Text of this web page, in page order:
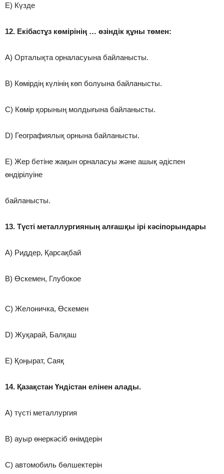
E) Күзде
12. Екібастұз көмірінің … өзіндік құны төмен:
A) Орталықта орналасуына байланысты.
B) Көмірдің күлінің көп болуына байланысты.
C) Көмір қорының молдығына байланысты.
D) Географиялық орнына байланысты.
E) Жер бетіне жақын орналасуы және ашық әдіспен
өндірілуіне
байланысты.
13. Түсті металлургияның алғашқы ірі кәсіпорындары
A) Риддер, Қарсақбай
B) Өскемен, Глубокое
C) Желоничка, Өскемен
D) Жуқарай, Балқаш
E) Қоңырат, Саяқ
14. Қазақстан Үндістан елінен алады.
A) түсті металлургия
B) ауыр өнеркәсіб өнімдерін
C) автомобиль бөлшектерін